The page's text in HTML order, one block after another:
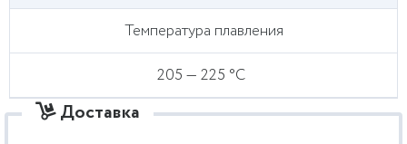
Температура плавления
205 — 225 °C
Доставка